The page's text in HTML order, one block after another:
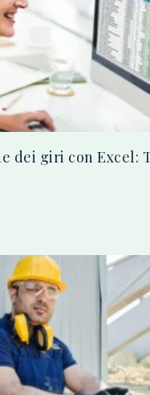
dei giri con Excel: